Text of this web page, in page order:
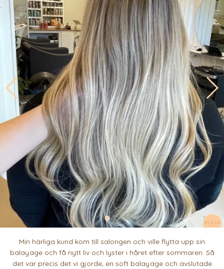
Min härliga kund kom till salongen och ville flytta upp sin
balayage och få nytt liv och lyster i håret efter sommaren. Så
det var precis det vi gjorde, en soft balayage och avslutade